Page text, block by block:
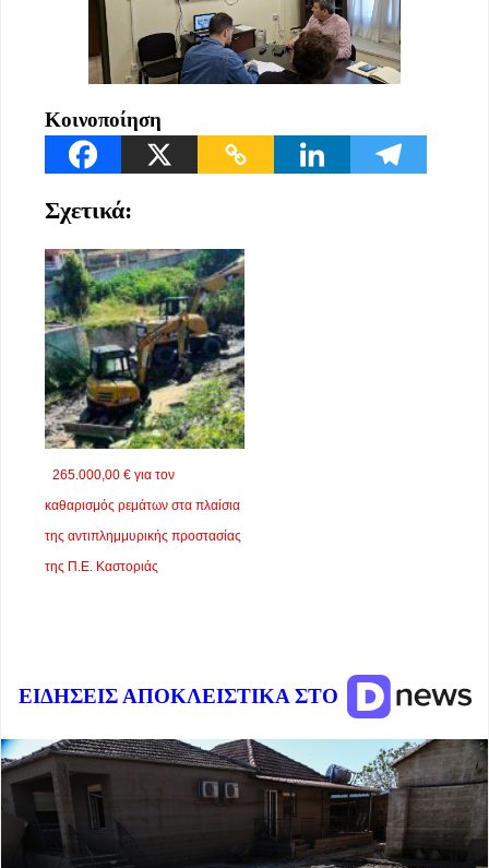
Κοινοποίηση
Σχετικά:
265.000,00 € για τον
καθαρισμός ρεμάτων στα πλαίσια
της αντιπλημμυρικής προστασίας
της Π.Ε. Καστοριάς
ΕΙΔΗΣΕΙΣ ΑΠΟΚΛΕΙΣΤΙΚΑ ΣΤΟ